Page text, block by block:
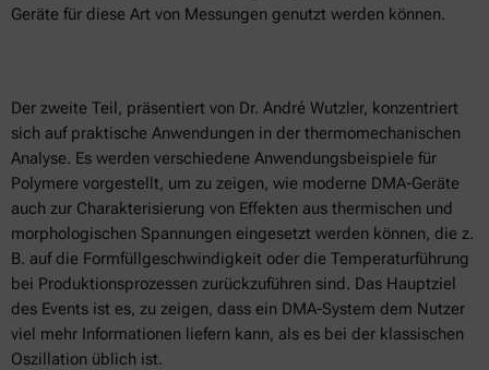
Geräte für diese Art von Messungen genutzt werden können.
Der zweite Teil, präsentiert von Dr. André Wutzler, konzentriert
sich auf praktische Anwendungen in der thermomechanischen
Analyse. Es werden verschiedene Anwendungsbeispiele für
Polymere vorgestellt, um zu zeigen, wie moderne DMA-Geräte
auch zur Charakterisierung von Effekten aus thermischen und
morphologischen Spannungen eingesetzt werden können, die z.
B. auf die Formfüllgeschwindigkeit oder die Temperaturführung
bei Produktionsprozessen zurückzuführen sind. Das Hauptziel
des Events ist es, zu zeigen, dass ein DMA-System dem Nutzer
viel mehr Informationen liefern kann, als es bei der klassischen
Oszillation üblich ist.